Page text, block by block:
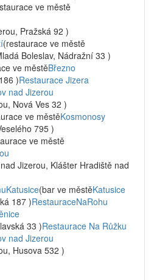
ve městě
Pražská 92 )
(restaurace ve městě
Boleslav, Nádražní 33 )
ve městěBřezno
)Restaurace Jizera
nad Jizerou
Nová Ves 32 )
ve městěKosmonosy
795 )
ve městě
Jizerou, Klášter Hradiště nad
(bar ve městěKatusice
187 )RestauraceNaRohu
33 )Restaurace Na Růžku
nad Jizerou
Husova 532 )